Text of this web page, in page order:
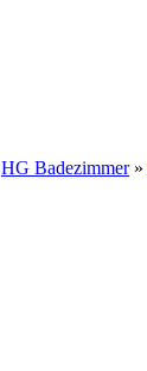
HG Badezimmer»